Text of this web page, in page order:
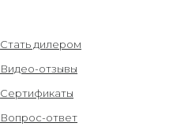
Стать дилером
Видео-отзывы
Сертификаты
Вопрос-ответ